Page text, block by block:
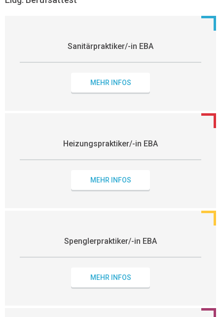
Sanitärpraktiker/-in EBA
MEHR INFOS
Heizungspraktiker/-in EBA
MEHR INFOS
Spenglerpraktiker/-in EBA
MEHR INFOS